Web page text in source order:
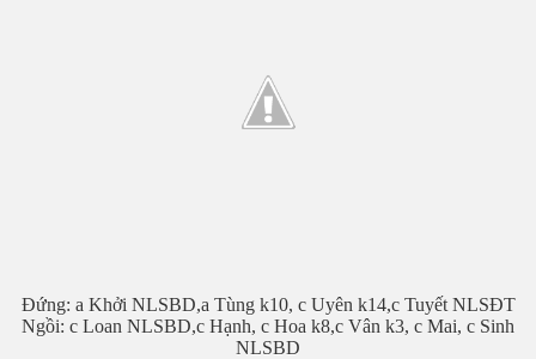
Đứng: a Khởi NLSBD,a Tùng k10, c Uyên k14,c Tuyết NLSĐT
Ngồi: c Loan NLSBD,c Hạnh, c Hoa k8,c Vân k3, c Mai, c Sinh
NLSBD